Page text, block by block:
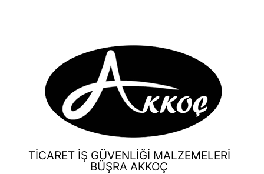
TİCARET İŞ GÜVENLİĞİ MALZEMELERİ
BÜŞRA AKKOÇ